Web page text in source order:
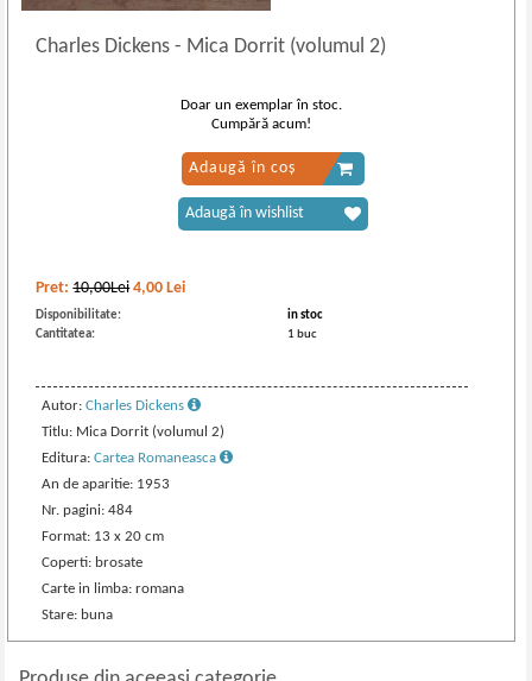
Charles Dickens- Mica Dorrit (volumul 2)
Pret:10,00Lei 4,00 Lei
Disponibilitate:
in stoc
Cantitatea:
1 buc
Autor:Charles Dickens
Titlu: Mica Dorrit (volumul 2)
Editura:Cartea Romaneasca
An de aparitie: 1953
Nr. pagini: 484
Format: 13 x 20 cm
Coperti: brosate
Carte in limba: romana
Stare: buna
Doar un exemplar în stoc.
Cumpără acum!
Adaugă în coș
Adaugă în wishlist